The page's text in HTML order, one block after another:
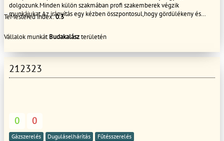
dolgozunk.Minden külön szakmában profi szakemberek végzik
munkájukat.Az irányítás egy kézben összpontosul,hogy gördülékeny és
legszebb kivitelezést adjuk át a kedves ügyfeleknek.Ha tőlünk rendeli meg
hosszútávon fog megelégedést és örömet okozni önnek. Kérem lépjen
velünk kapcsolatba és kérjen tőlünk teljesen ingyenes felmérést,szak
tanácsadást és árajánlatot. Tisztelettel Sipos Alex József
TeMestered index:0.3
Vállalok munkátBudakalászterületén
212323
0 0
Gázszerelés Duguláselhárítás Fűtésszerelés